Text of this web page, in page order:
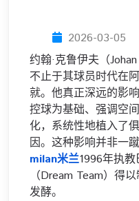
2026-03-05
约翰·克鲁伊夫（
不止于其球员时代在
就。他真正深远的影
控球为基础、强调空
化，系统性地植入了
因。这种影响并非一
milan米兰1996年执
（Dream Team）得
发酵。